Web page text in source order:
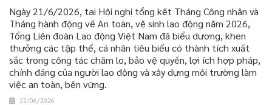
Ngày 21/6/2026, tại Hội nghị tổng kết Tháng Công nhân và
Tháng hành động về An toàn, vệ sinh lao động năm 2026,
Tổng Liên đoàn Lao động Việt Nam đã biểu dương, khen
thưởng các tập thể, cá nhân tiêu biểu có thành tích xuất
sắc trong công tác chăm lo, bảo vệ quyền, lợi ích hợp pháp,
chính đáng của người lao động và xây dựng môi trường làm
việc an toàn, bền vững.
22/06/2026